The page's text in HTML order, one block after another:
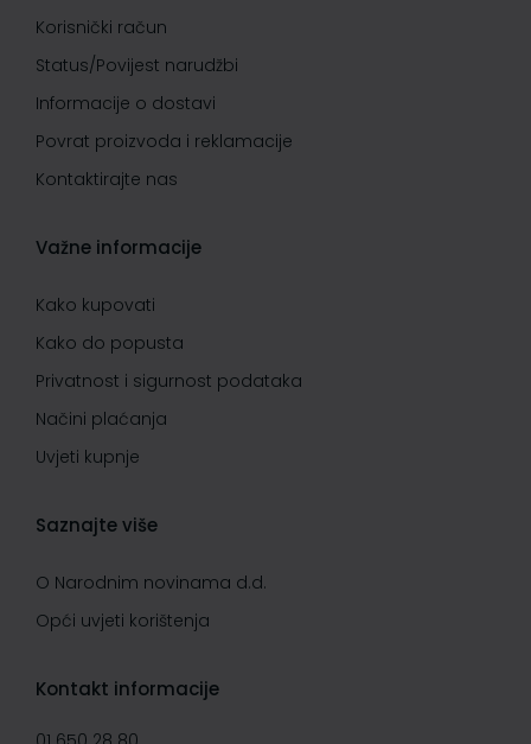
Korisnički račun
Status/Povijest narudžbi
Informacije o dostavi
Povrat proizvoda i reklamacije
Kontaktirajte nas
Važne informacije
Kako kupovati
Kako do popusta
Privatnost i sigurnost podataka
Načini plaćanja
Uvjeti kupnje
Saznajte više
O Narodnim novinama d.d.
Opći uvjeti korištenja
Kontakt informacije